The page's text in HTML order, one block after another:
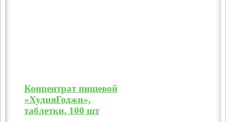
Концентрат пищевой
«ХудияГоджи»,
таблетки, 100 шт